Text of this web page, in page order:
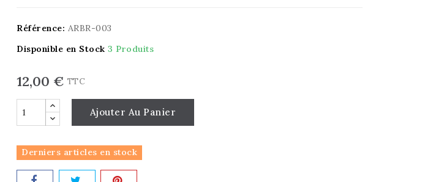
Référence: ARBR-003
Disponible en Stock 3 Produits
12,00 € TTC
Ajouter Au Panier
Derniers articles en stock